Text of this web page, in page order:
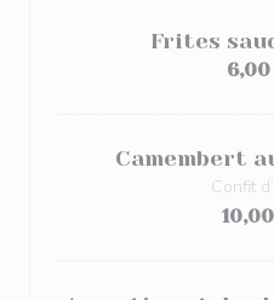
Frites
6,00
Camembert
Confit